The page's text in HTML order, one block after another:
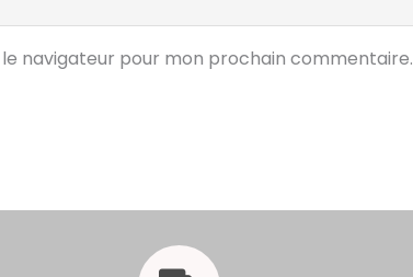
navigateur pour mon prochain commentaire.